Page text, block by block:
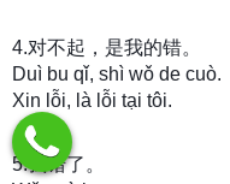
4.对不起，是我的错。
Duì bu qǐ, shì wǒ de cuò.
Xin lỗi, là lỗi tại tôi.
5.我错了。